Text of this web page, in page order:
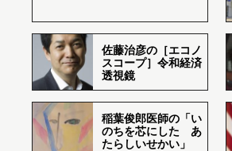
佐藤治彦の［エコノ
スコープ］令和経済
透視鏡
稲葉俊郎医師の「い
のちを芯にした あ
たらしいせかい」